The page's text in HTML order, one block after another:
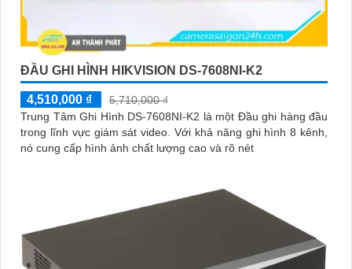
ĐẦU GHI HÌNH HIKVISION DS-7608NI-K2
4,510,000 ₫
5,710,000 ₫
Trung Tâm Ghi Hình DS-7608NI-K2 là một Đầu ghi hàng đầu
trong lĩnh vực giám sát video. Với khả năng ghi hình 8 kênh,
nó cung cấp hình ảnh chất lượng cao và rõ nét